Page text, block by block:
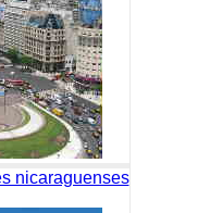
nicaraguenses